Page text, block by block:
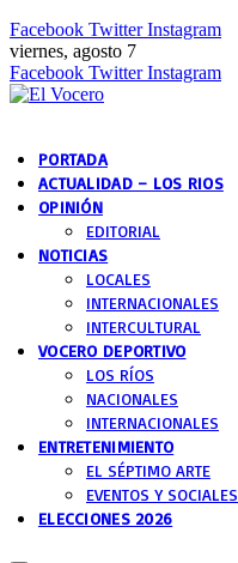
Facebook Twitter Instagram
viernes, agosto 7
Facebook Twitter Instagram
PORTADA
ACTUALIDAD – LOS RIOS
OPINIÓN
EDITORIAL
NOTICIAS
LOCALES
INTERNACIONALES
INTERCULTURAL
VOCERO DEPORTIVO
LOS RÍOS
NACIONALES
INTERNACIONALES
ENTRETENIMIENTO
EL SÉPTIMO ARTE
EVENTOS Y SOCIALES
ELECCIONES 2026